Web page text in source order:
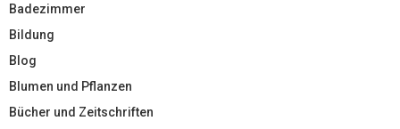
Badezimmer
Bildung
Blog
Blumen und Pflanzen
Bücher und Zeitschriften